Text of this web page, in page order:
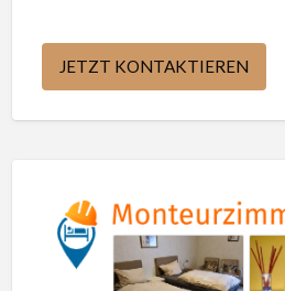
JETZT KONTAKTIEREN